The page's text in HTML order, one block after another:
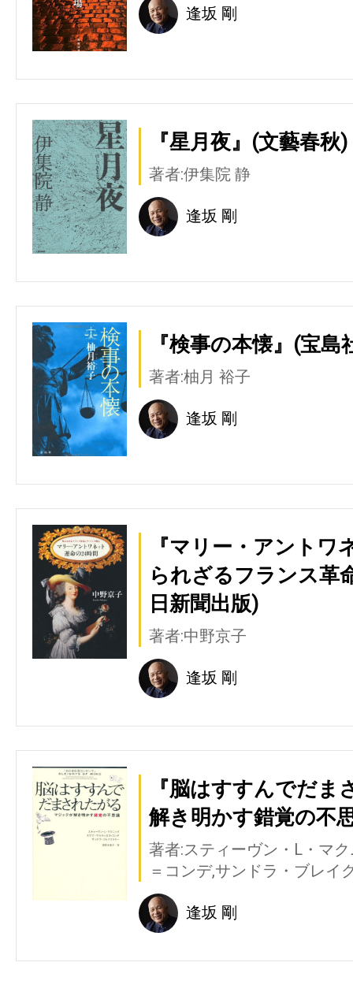
逢坂 剛
『星月夜』(文藝春秋)
著者:伊集院 静
逢坂 剛
『検事の本懐』(宝島
著者:柚月 裕子
逢坂 剛
『マリー・アントワ
られざるフランス革
日新聞出版)
著者:中野京子
逢坂 剛
『脳はすすんでだ
解き明かす錯覚の不
著者:スティーヴン・L・マ
＝コンデ,サンドラ・ブレイ
逢坂 剛